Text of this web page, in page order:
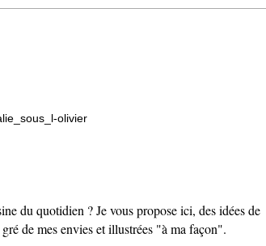
du quotidien ? Je vous propose ici, des idées de
de mes envies et illustrées "à ma façon".